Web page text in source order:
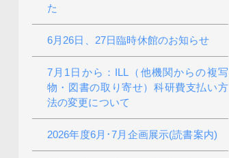
た
6月26日、27日臨時休館のお知らせ
7月1日から：ILL（他機関からの複写
物・図書の取り寄せ）科研費支払い方
法の変更について
2026年度6月･7月企画展示(読書案内)